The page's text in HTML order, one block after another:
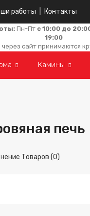
работы Контакты
Пн-Пт с 10:00 до
19:00
через сайт принимаются
Камины
печь
Товаров (0)